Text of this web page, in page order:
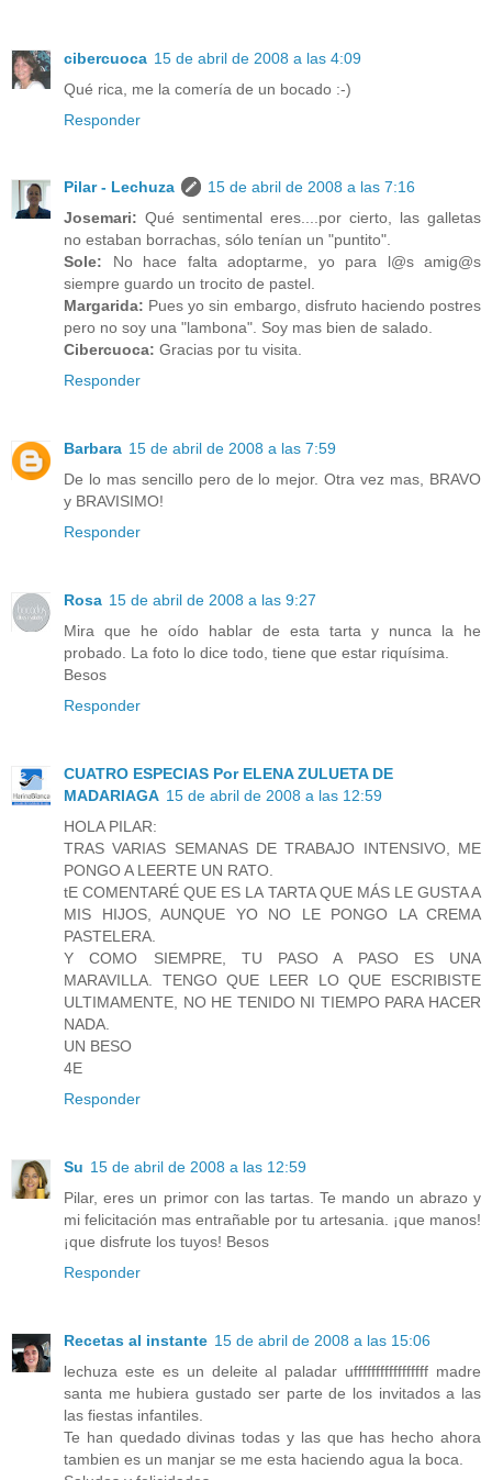
cibercuoca 15 de abril de 2008 a las 4:09
Qué rica, me la comería de un bocado :-)
Responder
Pilar - Lechuza
15 de abril de 2008 a las 7:16
Josemari: Qué sentimental eres....por cierto, las galletas
no estaban borrachas, sólo tenían un "puntito".
Sole: No hace falta adoptarme, yo para l@s amig@s
siempre guardo un trocito de pastel.
Margarida: Pues yo sin embargo, disfruto haciendo postres
pero no soy una "lambona". Soy mas bien de salado.
Cibercuoca: Gracias por tu visita.
Responder
Barbara 15 de abril de 2008 a las 7:59
De lo mas sencillo pero de lo mejor. Otra vez mas, BRAVO
y BRAVISIMO!
Responder
Rosa 15 de abril de 2008 a las 9:27
Mira que he oído hablar de esta tarta y nunca la he
probado. La foto lo dice todo, tiene que estar riquísima.
Besos
Responder
CUATRO ESPECIAS Por ELENA ZULUETA DE
MADARIAGA 15 de abril de 2008 a las 12:59
HOLA PILAR:
TRAS VARIAS SEMANAS DE TRABAJO INTENSIVO, ME
PONGO A LEERTE UN RATO.
tE COMENTARÉ QUE ES LA TARTA QUE MÁS LE GUSTA A
MIS HIJOS, AUNQUE YO NO LE PONGO LA CREMA
PASTELERA.
Y COMO SIEMPRE, TU PASO A PASO ES UNA
MARAVILLA. TENGO QUE LEER LO QUE ESCRIBISTE
ULTIMAMENTE, NO HE TENIDO NI TIEMPO PARA HACER
NADA.
UN BESO
4E
Responder
Su 15 de abril de 2008 a las 12:59
Pilar, eres un primor con las tartas. Te mando un abrazo y
mi felicitación mas entrañable por tu artesania. ¡que manos!
¡que disfrute los tuyos! Besos
Responder
Recetas al instante 15 de abril de 2008 a las 15:06
lechuza este es un deleite al paladar ufffffffffffffffff madre
santa me hubiera gustado ser parte de los invitados a las
las fiestas infantiles.
Te han quedado divinas todas y las que has hecho ahora
tambien es un manjar se me esta haciendo agua la boca.